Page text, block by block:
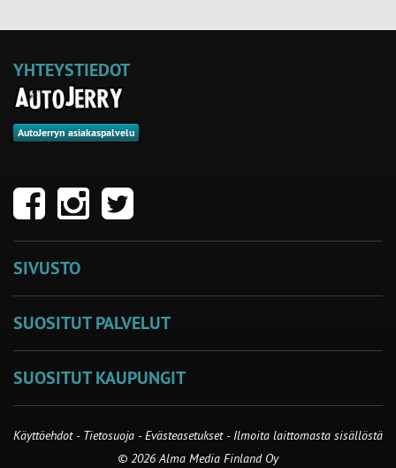
YHTEYSTIEDOT
AutoJerryn asiakaspalvelu
SIVUSTO
SUOSITUT PALVELUT
SUOSITUT KAUPUNGIT
Käyttöehdot - Tietosuoja -Evästeasetukset- Ilmoita laittomasta sisällöstä
© 2026 Alma Media Finland Oy